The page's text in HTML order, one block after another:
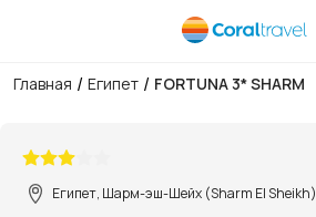
Главная / Египет / FORTUNA 3* SHARM
Египет, Шарм-эш-Шейх (Sharm El Sheikh)